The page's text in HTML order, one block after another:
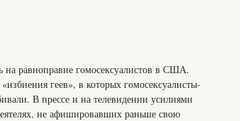
равноправие гомосексуалистов в США.
геев», в которых гомосексуалисты-
В прессе и на телевидении усилиями
не афишировавших раньше свою